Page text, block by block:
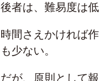
後者は、難易度は低
時間さえかければ
も少ない。
だが、原則として報